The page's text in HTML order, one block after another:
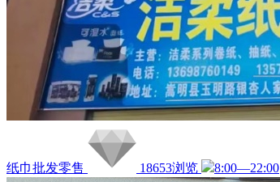
纸巾批发零售 18653浏览 8:00—22:00